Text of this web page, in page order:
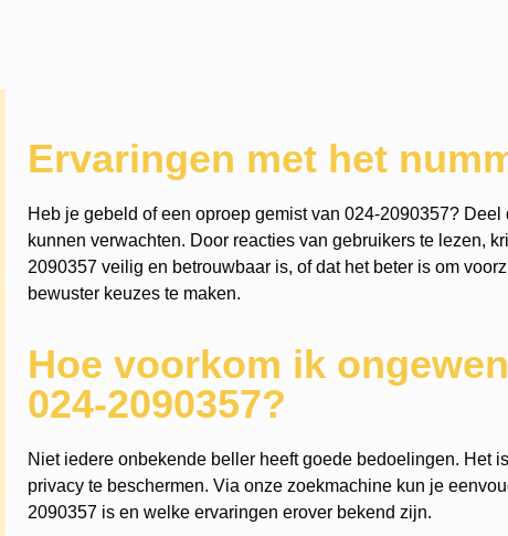
Ervaringen met het
Heb je gebeld of een oproep gemist van 024-2090357?
kunnen verwachten. Door reacties van gebruikers te lezen,
2090357 veilig en betrouwbaar is, of dat het beter is om
bewuster keuzes te maken.
Hoe voorkom ik
024-2090357?
Niet iedere onbekende beller heeft goede bedoelingen. Het
privacy te beschermen. Via onze zoekmachine kun je
2090357 is en welke ervaringen erover bekend zijn.